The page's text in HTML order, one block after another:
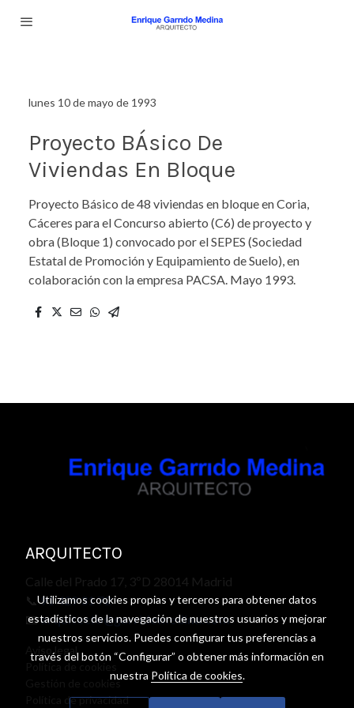
lunes 10 de mayo de 1993
Proyecto BÁsico De
Viviendas En Bloque
Proyecto Básico de 48 viviendas en bloque en Coria,
Cáceres para el Concurso abierto (C6) de proyecto y
obra (Bloque 1) convocado por el SEPES (Sociedad
Estatal de Promoción y Equipamiento de Suelo), en
colaboración con la empresa PACSA. Mayo 1993.
ARQUITECTO
Calle del Prado 17, 3ºD 28014 Madrid
📞91 429 31 72
📧arquitecto@garridomedina.com
Aviso legal
Gestión de cookies
Política de privacidad
Utilizamos cookies propias y terceros para obtener datos
estadísticos de la navegación de nuestros usuarios y mejorar
nuestros servicios. Puedes configurar tus preferencias a
través del botón “Configurar” o obtener más información en
nuestra Política de cookies.